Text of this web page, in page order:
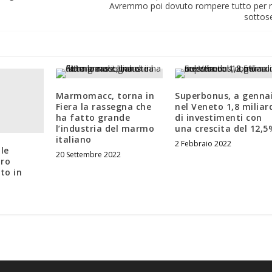
Avremmo poi dovuto rompere tutto per
in
Marmomacc, torna in
Fiera la rassegna che
ha fatto grande
l’industria del marmo
italiano
20 Settembre 2022
Superbonus, a
nel Veneto 1,8
di investimenti con
una crescita del
2 Febbraio 2022